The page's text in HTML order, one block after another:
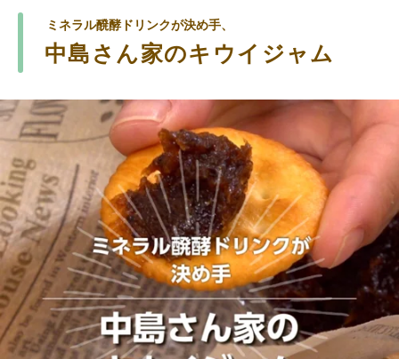
ミネラル醗酵ドリンクが決め手、
中島さん家のキウイジャム